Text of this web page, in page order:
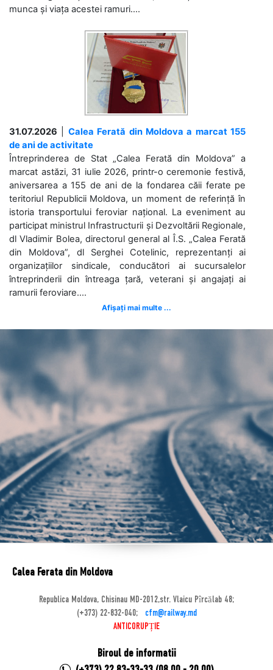
munca și viața acestei ramuri....
31.07.2026
Calea Ferată din Moldova a marcat 155
de ani de activitate
Întreprinderea de Stat „Calea Ferată din Moldova” a
marcat astăzi, 31 iulie 2026, printr-o ceremonie festivă,
aniversarea a 155 de ani de la fondarea căii ferate pe
teritoriul Republicii Moldova, un moment de referință în
istoria transportului feroviar național. La eveniment au
participat ministrul Infrastructurii și Dezvoltării Regionale,
dl Vladimir Bolea, directorul general al Î.S. „Calea Ferată
din Moldova”, dl Serghei Cotelinic, reprezentanți ai
organizațiilor sindicale, conducători ai sucursalelor
întreprinderii din întreaga țară, veterani și angajați ai
ramurii feroviare....
Afișați mai multe ...
Calea Ferata din Moldova
Republica Moldova, Chisinau MD-2012,str. Vlaicu Pîrcălab 48;
(+373) 22-832-040;
cfm@railway.md
ANTICORUPȚIE
Biroul de informatii